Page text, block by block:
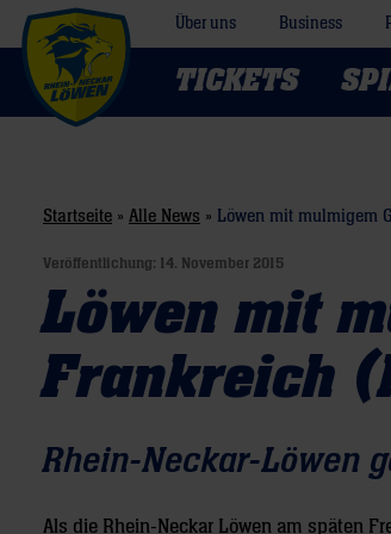
Über uns Business
TICKETS
Startseite » Alle News » Löwen mit mulmigem
Veröffentlichung: 14. November 2015
Löwen mit
Frankreich
Rhein-Neckar-Löwen
Als die Rhein-Neckar Löwen am späten